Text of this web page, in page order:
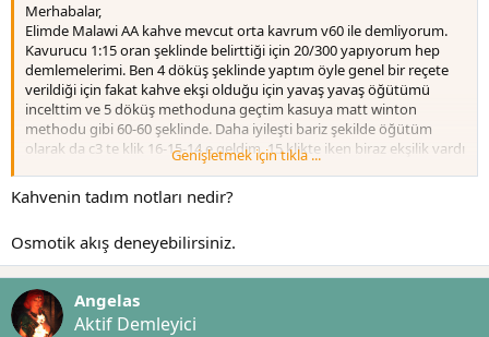
Merhabalar,
Elimde Malawi AA kahve mevcut orta kavrum v60 ile demliyorum.
Kavurucu 1:15 oran şeklinde belirttiği için 20/300 yapıyorum hep
demlemelerimi. Ben 4 döküş şeklinde yaptım öyle genel bir reçete
verildiği için fakat kahve ekşi olduğu için yavaş yavaş öğütümü
incelttim ve 5 döküş methoduna geçtim kasuya matt winton
methodu gibi 60-60 şeklinde. Daha iyileşti bariz şekilde öğütüm
olarak da c3 te klik 16-15-14 e geldim. 15 klikte iken biraz ekşilik vardı
ama güzeldi dedim az daha inceltirsem tam iyi olacak fakat şimdi 14
deneyince özellikle soğudukça ekşilik var yine fakat kahve ağızda
kuruluk yapmaya başladı biraz. Ne yapmalıyım bilemedim daha
kullanıyorum 93-94 derecelerde Saka su. Kahve fiyatlarını
düşününce çok deneme yaptıkça üzülüyorum
Şimdiden herkese teşekkürler.
Genişletmek için tıkla ...
Kahvenin tadım notları nedir?
Osmotik akış deneyebilirsiniz.
Angelas
Aktif Demleyici